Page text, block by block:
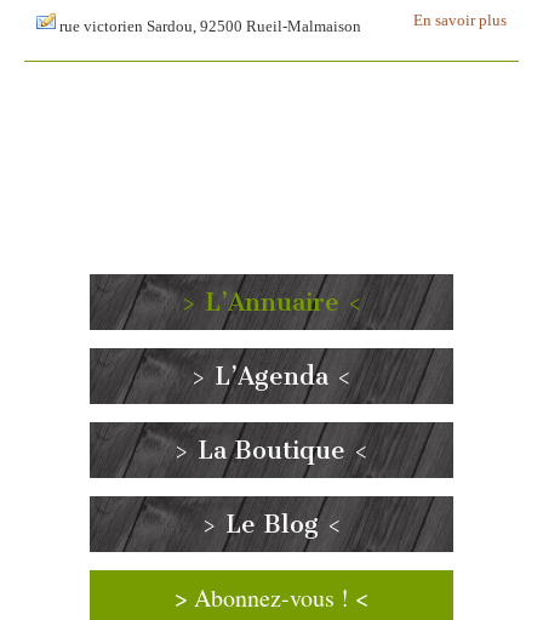
En savoir plus
rue victorien Sardou, 92500 Rueil-Malmaison
> L’Annuaire <
> L’Agenda <
> La Boutique <
> Le Blog <
> Abonnez-vous ! <